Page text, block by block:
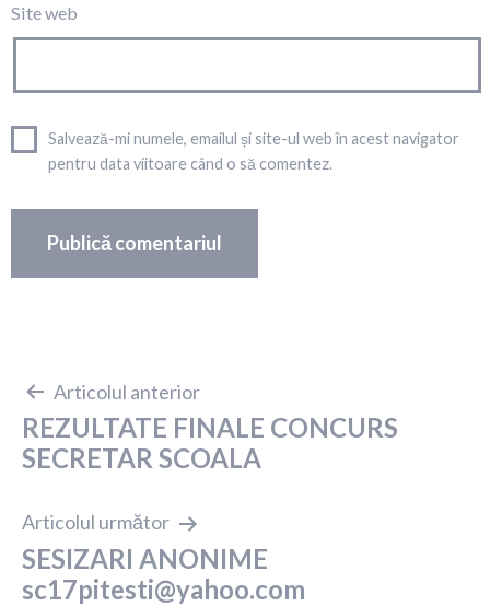
Site web
Salvează-mi numele, emailul și site-ul web în acest navigator
pentru data viitoare când o să comentez.
Navigare
în
Articolul anterior
REZULTATE FINALE CONCURS
SECRETAR SCOALA
Articolul următor
SESIZARI ANONIME
sc17pitesti@yahoo.com